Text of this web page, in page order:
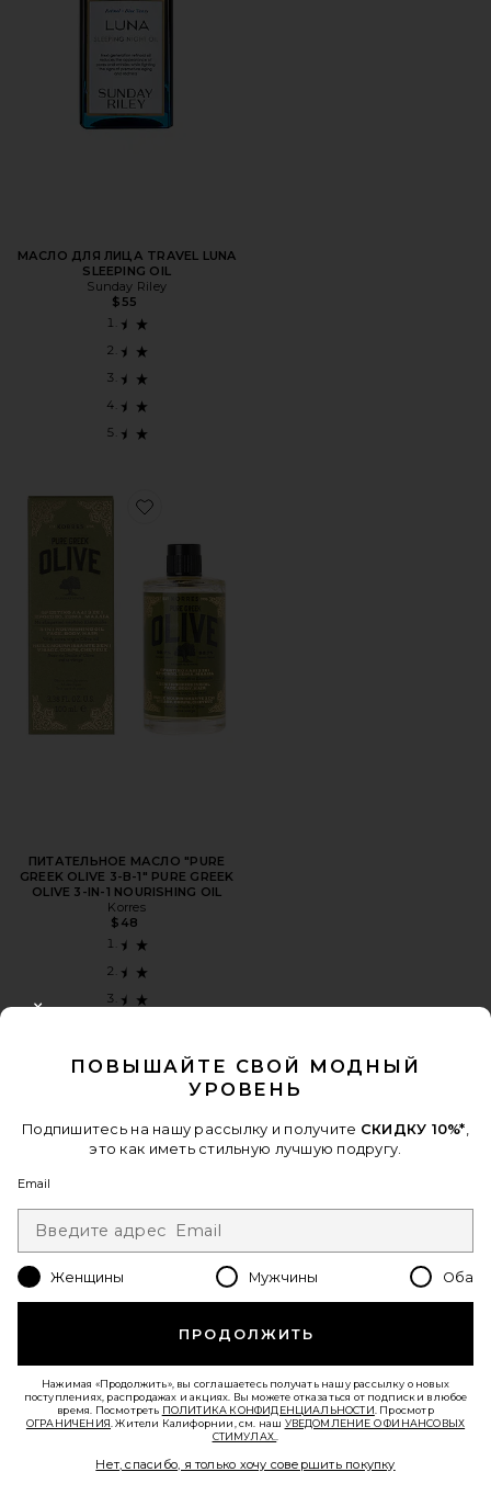
МАСЛО ДЛЯ ЛИЦА TRAVEL LUNA
SLEEPING OIL
Sunday Riley
$55
Favorite ПИТАТЕЛЬНОЕ МАСЛО "PURE GREEK OLIVE 3-В-
ПИТАТЕЛЬНОЕ МАСЛО "PURE
GREEK OLIVE 3-В-1" PURE GREEK
OLIVE 3-IN-1 NOURISHING OIL
Korres
$48
Favorite МАСЛО ДЛЯ ЛИЦА LAPIS
ПОВЫШАЙТЕ СВОЙ МОДНЫЙ
УРОВЕНЬ
Подпишитесь на нашу рассылку и получите СКИДКУ 10%*
это как иметь стильную лучшую подругу.
Email
Женщины Мужчины Оба
ПРОДОЛЖИТЬ
Нажимая «Продолжить», вы соглашаетесь получать нашу рассылку о новых
поступлениях, распродажах и акциях. Вы можете отказаться от подписки в любое
время. Посмотреть ПОЛИТИКА КОНФИДЕНЦИАЛЬНОСТИ . Просмотр
ОГРАНИЧЕНИЯ . Жители Калифорнии, см. наш УВЕДОМЛЕНИЕ О ФИНАНСОВЫХ
СТИМУЛАХ.
Нет, спасибо, я только хочу совершить покупку